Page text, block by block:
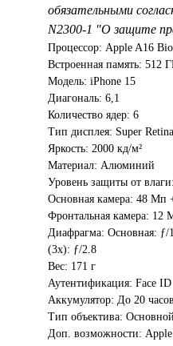
обязательными
N2300-1 "О защите
Процессор: Apple A16
Встроенная память: 512
Модель: iPhone 15
Диагональ: 6,1
Количество ядер: 6
Тип дисплея: Super
Яркость: 2000 кд/м²
Материал: Алюминий
Уровень защиты от
Основная камера: 48 Мп
Фронтальная камера: 12
Диафрагма: Основная: ƒ/
(3x): ƒ/2.8
Вес: 171 г
Аутентификация: Face ID
Аккумулятор: До 20
Тип объектива:
Доп. возможности: Apple